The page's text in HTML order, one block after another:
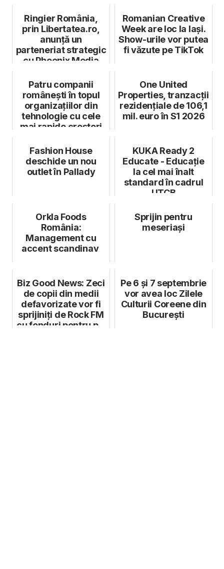
al...
Ringier România,
prin Libertatea.ro,
anunță un
parteneriat strategic
cu Phoenix Media
Romanian Creative
Week are loc la Iași.
Show-urile vor putea
fi văzute pe TikTok
Patru companii
românești în topul
organizațiilor din
tehnologie cu cele
mai rapide creșteri
One United
Properties, tranzacţii
rezidenţiale de 106,1
mil. euro în S1 2026
Fashion House
deschide un nou
outlet în Pallady
KUKA Ready 2
Educate - Educație
la cel mai înalt
standard în cadrul
UTCB
Orkla Foods
România:
Management cu
accent scandinav
Sprijin pentru
meseriași
Biz Good News: Zeci
de copii din medii
defavorizate vor fi
sprijiniți de Rock FM
cu fonduri pentru p...
Pe 6 și 7 septembrie
vor avea loc Zilele
Culturii Coreene din
București